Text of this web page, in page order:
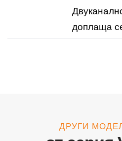
доплаща
ДРУГИ